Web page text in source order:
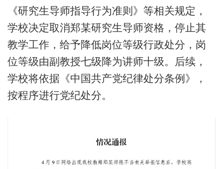
《研究生导师指导行为准则》等相关规定，
学校决定取消郑某研究生导师资格，停止其
教学工作，给予降低岗位等级行政处分，岗
位等级由副教授七级降为讲师十级。后续，
学校将依据《中国共产党纪律处分条例》，
按程序进行党纪处分。